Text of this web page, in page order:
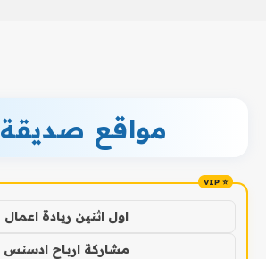
مواقع صديقة
اول اثنين ريادة اعمال
مشاركة ارباح ادسنس